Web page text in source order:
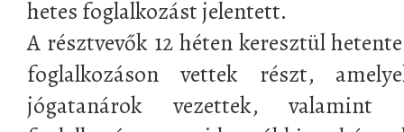
hetes foglalkozást jelentett.
A résztvevők 12 héten keresztül
foglalkozáson vettek részt,
jógatanárok vezettek,